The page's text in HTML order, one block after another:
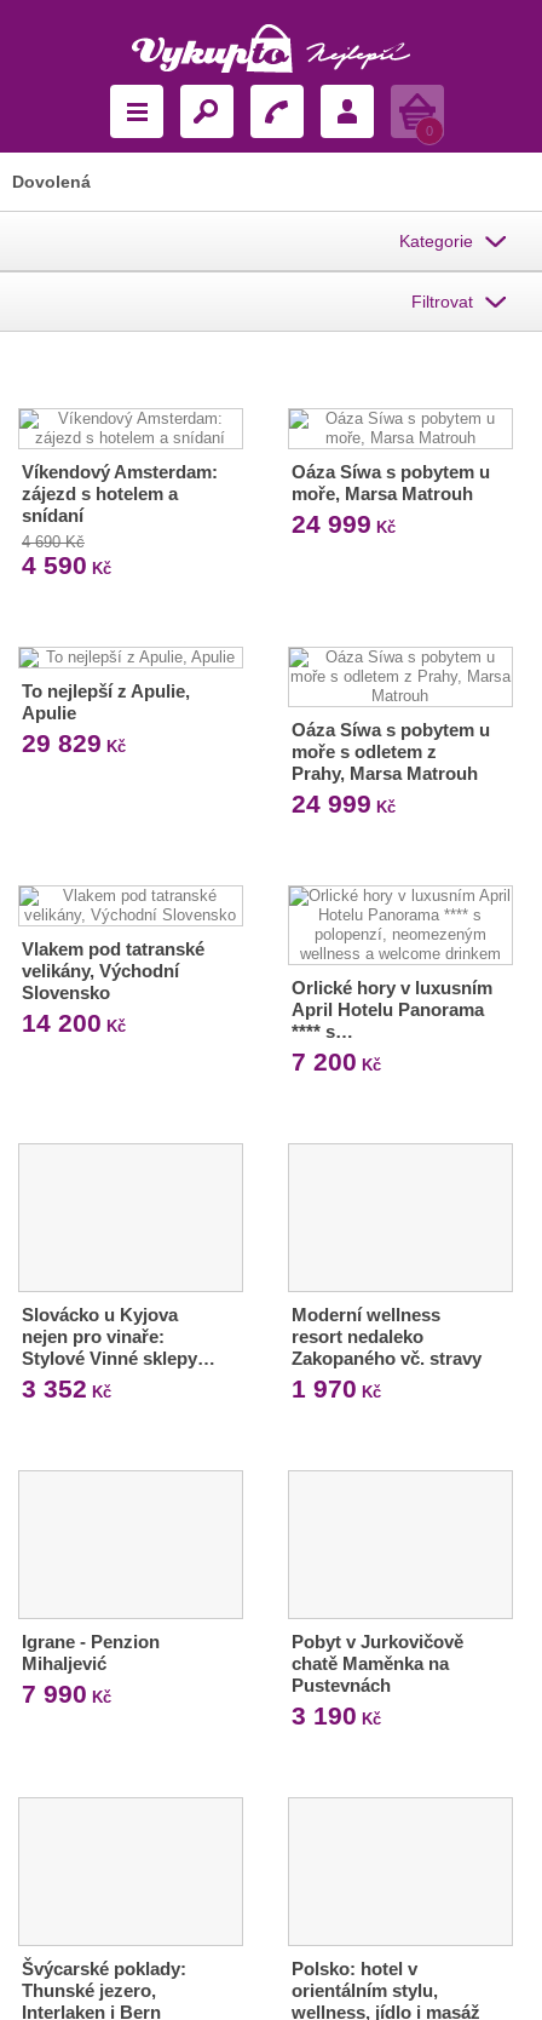
Košík
0
Dovolená
Kategorie
Filtrovat
Víkendový Amsterdam:
zájezd s hotelem a
snídaní
4 690 Kč
4 590 Kč
Oáza Síwa s pobytem u
moře, Marsa Matrouh
24 999 Kč
To nejlepší z Apulie,
Apulie
29 829 Kč
Oáza Síwa s pobytem u
moře s odletem z
Prahy, Marsa Matrouh
24 999 Kč
Vlakem pod tatranské
velikány, Východní
Slovensko
14 200 Kč
Orlické hory v luxusním
April Hotelu Panorama
**** s…
7 200 Kč
Slovácko u Kyjova
nejen pro vinaře:
Stylové Vinné sklepy…
3 352 Kč
Moderní wellness
resort nedaleko
Zakopaného vč. stravy
1 970 Kč
Igrane - Penzion
Mihaljević
7 990 Kč
Pobyt v Jurkovičově
chatě Maměnka na
Pustevnách
3 190 Kč
Švýcarské poklady:
Thunské jezero,
Interlaken i Bern
Polsko: hotel v
orientálním stylu,
wellness, jídlo i masáž